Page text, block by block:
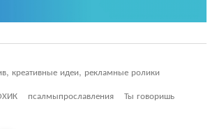
креативные идеи, рекламные ролики
псалмыпрославления Ты говоришь